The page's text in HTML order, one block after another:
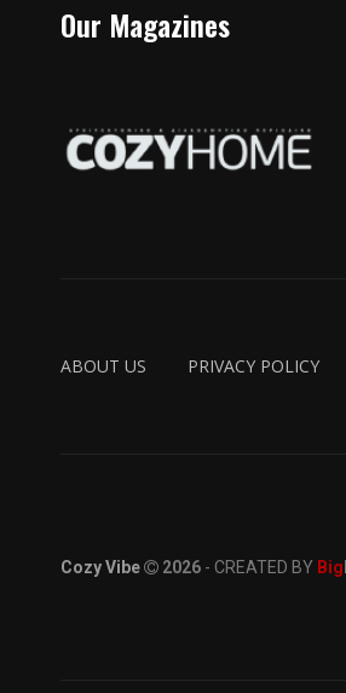
Our Magazines
ABOUT US PRIVACY POLICY
Cozy Vibe 2026 - CREATED BY Big